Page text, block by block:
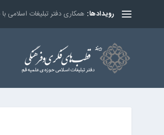
رویدادها: همکاری دفتر تبلیغات اسلامی